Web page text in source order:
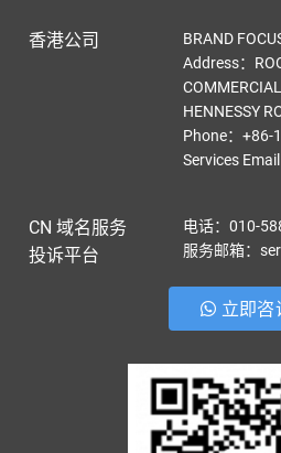
香港公司
BRAND
Address：
HENNESSY
Phone：+86-
Services Email
CN 域名服务
投诉平台
电话：010-
服务邮箱：
立即咨